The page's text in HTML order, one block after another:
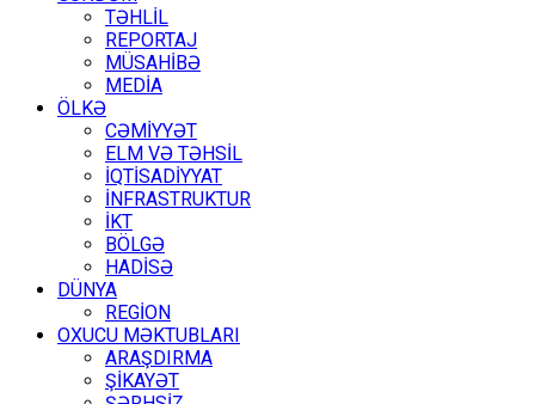
TƏHLİL
REPORTAJ
MÜSAHİBƏ
MEDİA
ÖLKƏ
CƏMİYYƏT
ELM VƏ TƏHSİL
İQTİSADİYYAT
İNFRASTRUKTUR
İKT
BÖLGƏ
HADİSƏ
DÜNYA
REGİON
OXUCU MƏKTUBLARI
ARAŞDIRMA
ŞİKAYƏT